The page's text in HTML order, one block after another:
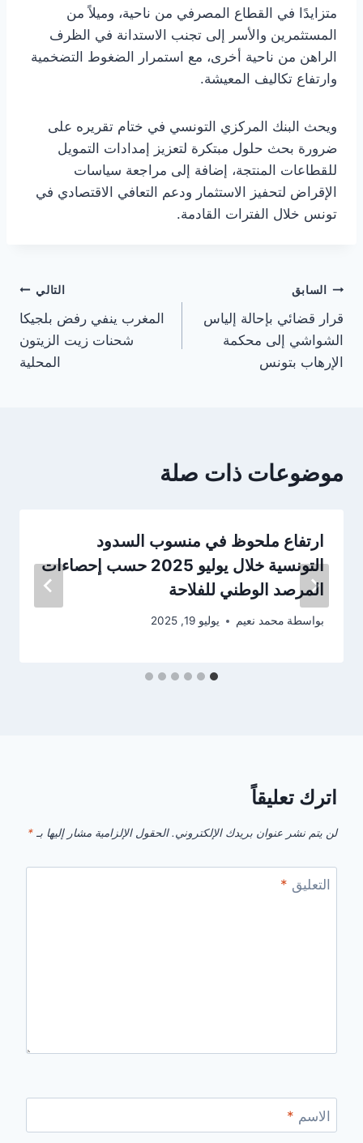
متزايدًا في القطاع المصرفي من ناحية، وميلاً من
المستثمرين والأسر إلى تجنب الاستدانة في الظرف
الراهن من ناحية أخرى، مع استمرار الضغوط التضخمية
وارتفاع تكاليف المعيشة.
ويحث البنك المركزي التونسي في ختام تقريره على
ضرورة بحث حلول مبتكرة لتعزيز إمدادات التمويل
للقطاعات المنتجة، إضافة إلى مراجعة سياسات
الإقراض لتحفيز الاستثمار ودعم التعافي الاقتصادي في
تونس خلال الفترات القادمة.
تصفّح
المقالات
السابق
قرار قضائي بإحالة إلياس
الشواشي إلى محكمة
الإرهاب بتونس
التالي
المغرب ينفي رفض بلجيكا
شحنات زيت الزيتون
المحلية
موضوعات ذات صلة
ارتفاع ملحوظ في منسوب السدود
التونسية خلال يوليو 2025 حسب إحصاءات
المرصد الوطني للفلاحة
بواسطة محمد نعيم يوليو 19, 2025
اترك تعليقاً
لن يتم نشر عنوان بريدك الإلكتروني. الحقول الإلزامية مشار إليها بـ *
التعليق *
الاسم *